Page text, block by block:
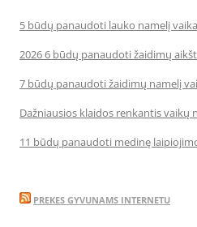
5 būdų panaudoti lauko namelį
2026 6 būdų panaudoti žaidimų
7 būdų panaudoti žaidimų namelį
Dažniausios klaidos renkantis vaikų
11 būdų panaudoti medinę
PREKES GYVUNAMS INTERNETU